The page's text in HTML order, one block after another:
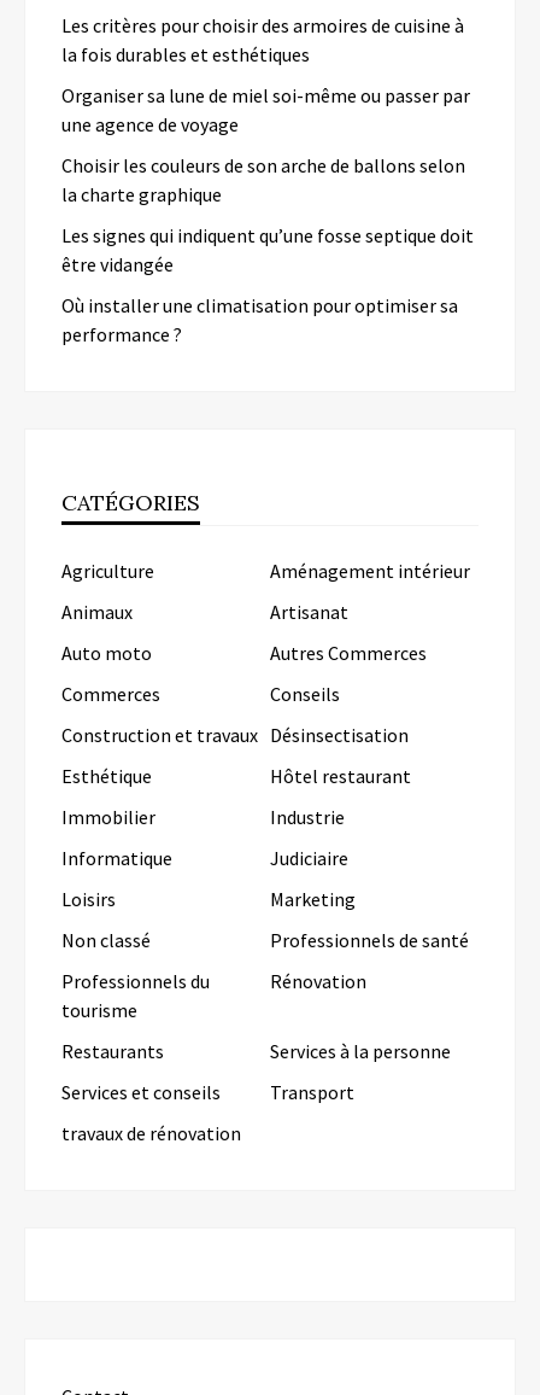
Les critères pour choisir des armoires de cuisine à
la fois durables et esthétiques
Organiser sa lune de miel soi-même ou passer par
une agence de voyage
Choisir les couleurs de son arche de ballons selon
la charte graphique
Les signes qui indiquent qu’une fosse septique doit
être vidangée
Où installer une climatisation pour optimiser sa
performance ?
CATÉGORIES
Agriculture
Aménagement intérieur
Animaux
Artisanat
Auto moto
Autres Commerces
Commerces
Conseils
Construction et travaux Désinsectisation
Esthétique
Hôtel restaurant
Immobilier
Industrie
Informatique
Judiciaire
Loisirs
Marketing
Non classé
Professionnels de santé
Professionnels du
tourisme
Rénovation
Restaurants
Services à la personne
Services et conseils
Transport
travaux de rénovation